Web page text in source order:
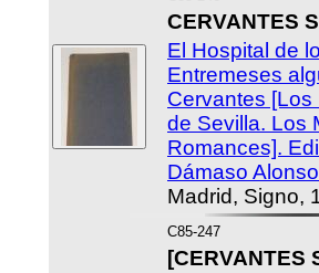
CERVANTES
El Hospital de
Entremeses
Cervantes
de Sevilla. Los
Romances].
Dámaso
Madrid, Signo,
C85-247
[CERVANTES